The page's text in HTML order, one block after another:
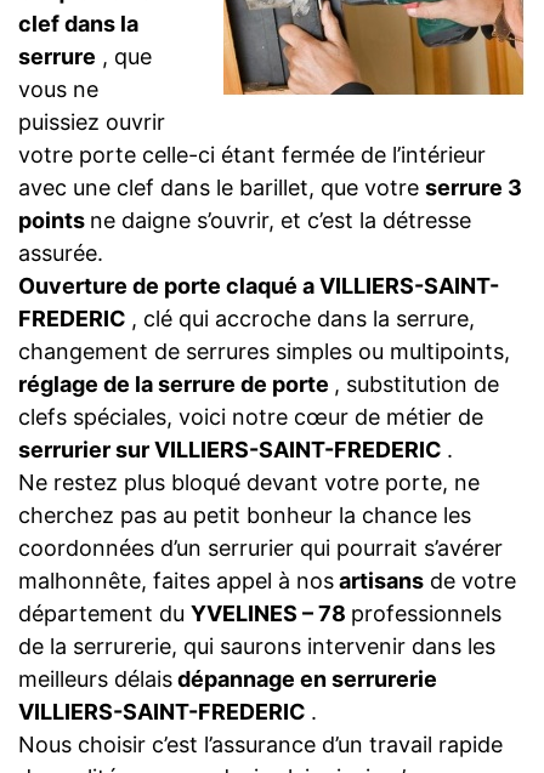
clef dans la
serrure , que
vous ne
puissiez ouvrir
votre porte celle-ci étant fermée de l’intérieur
avec une clef dans le barillet, que votre serrure 3
points ne daigne s’ouvrir, et c’est la détresse
assurée.
Ouverture de porte claqué a VILLIERS-SAINT-
FREDERIC , clé qui accroche dans la serrure,
changement de serrures simples ou multipoints,
réglage de la serrure de porte , substitution de
clefs spéciales, voici notre cœur de métier de
serrurier sur VILLIERS-SAINT-FREDERIC .
Ne restez plus bloqué devant votre porte, ne
cherchez pas au petit bonheur la chance les
coordonnées d’un serrurier qui pourrait s’avérer
malhonnête, faites appel à nosartisans de votre
département du YVELINES – 78 professionnels
de la serrurerie, qui saurons intervenir dans les
meilleurs délaisdépannage en serrurerie
VILLIERS-SAINT-FREDERIC .
Nous choisir c’est l’assurance d’un travail rapide